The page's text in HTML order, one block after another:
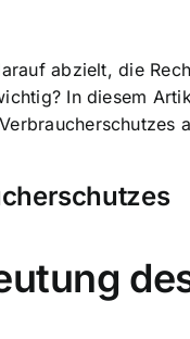
abzielt, die
In diesem